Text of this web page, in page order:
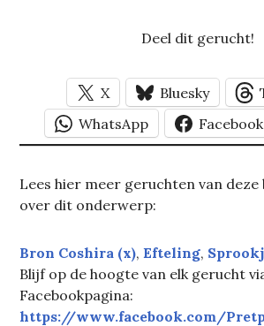
Deel dit gerucht!
X Bluesky
WhatsApp
Facebook
Lees hier meer geruchten van
over dit onderwerp:
Bron Coshira (x), Efteling,
Blijf op de hoogte van elk gerucht
Facebookpagina:
https://www.facebook.com/